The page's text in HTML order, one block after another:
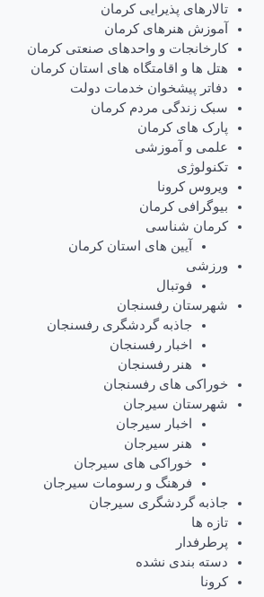
تالارهای پذیرایی کرمان
آموزش هنرهای کرمان
کارخانجات و واحدهای صنعتی کرمان
هتل ها و اقامتگاه های استان کرمان
دفاتر پیشخوان خدمات دولت
سبک زندگی مردم کرمان
پارک های کرمان
علمی و آموزشی
تکنولوژی
ویروس کرونا
بیوگرافی کرمان
کرمان شناسی
آیین های استان کرمان
ورزشی
فوتبال
شهرستان رفسنجان
جاذبه گردشگری رفسنجان
اخبار رفسنجان
هنر رفسنجان
خوراکی های رفسنجان
شهرستان سیرجان
اخبار سیرجان
هنر سیرجان
خوراکی های سیرجان
فرهنگ و رسومات سیرجان
جاذبه گردشگری سیرجان
تازه ها
پرطرفدار
دسته بندی نشده
کرونا